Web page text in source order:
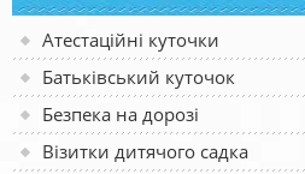
Атестаційні куточки
Батьківський куточок
Безпека на дорозі
Візитки дитячого садка